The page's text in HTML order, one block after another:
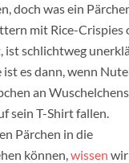
doch was ein
mit Rice-Crispies
ist schlichtweg
ist es dann, wenn
an Wuschelchens
sein T-Shirt fallen.
Pärchen in die
können,wissen